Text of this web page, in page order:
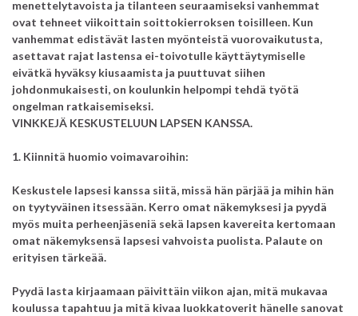
menettelytavoista ja tilanteen seuraamiseksi vanhemmat
ovat tehneet viikoittain soittokierroksen toisilleen. Kun
vanhemmat edistävät lasten myönteistä vuorovaikutusta,
asettavat rajat lastensa ei-toivotulle käyttäytymiselle
eivätkä hyväksy kiusaamista ja puuttuvat siihen
johdonmukaisesti, on koulunkin helpompi tehdä työtä
ongelman ratkaisemiseksi.
VINKKEJÄ KESKUSTELUUN LAPSEN KANSSA.
1. Kiinnitä huomio voimavaroihin:
Keskustele lapsesi kanssa siitä, missä hän pärjää ja mihin hän
on tyytyväinen itsessään. Kerro omat näkemyksesi ja pyydä
myös muita perheenjäseniä sekä lapsen kavereita kertomaan
omat näkemyksensä lapsesi vahvoista puolista. Palaute on
erityisen tärkeää.
Pyydä lasta kirjaamaan päivittäin viikon ajan, mitä mukavaa
koulussa tapahtuu ja mitä kivaa luokkatoverit hänelle sanovat